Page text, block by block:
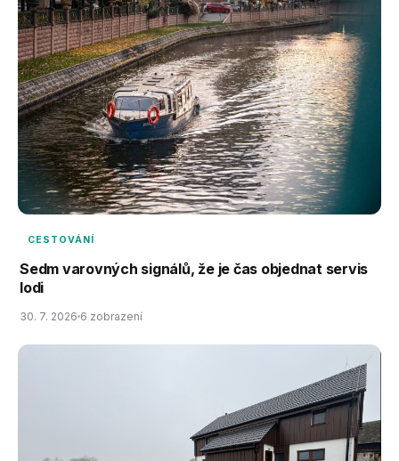
CESTOVÁNÍ
Sedm varovných signálů, že je čas objednat servis
lodi
30. 7. 2026 6 zobrazení